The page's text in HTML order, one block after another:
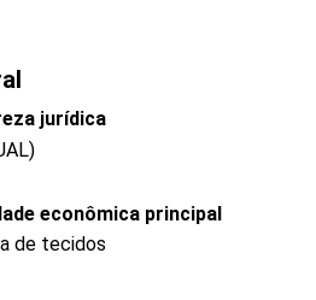
jurídica
econômica principal
de tecidos